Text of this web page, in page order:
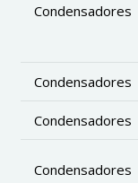
Condensadores
Condensadores
Condensadores
Condensadores